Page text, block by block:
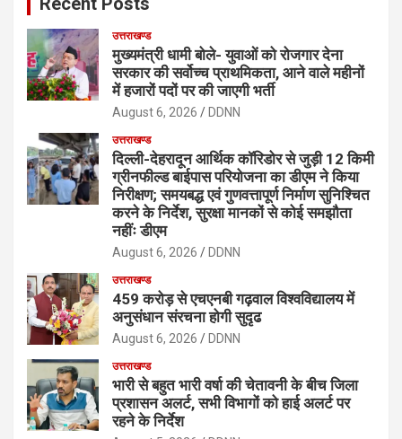
उत्तराखण्ड
मुख्यमंत्री धामी बोले- युवाओं को रोजगार देना
सरकार की सर्वोच्च प्राथमिकता, आने वाले महीनों
में हजारों पदों पर की जाएगी भर्ती
August 6, 2026 DDNN
उत्तराखण्ड
दिल्ली-देहरादून आर्थिक कॉरिडोर से जुड़ी 12 किमी
ग्रीनफील्ड बाईपास परियोजना का डीएम ने किया
निरीक्षण; समयबद्ध एवं गुणवत्तापूर्ण निर्माण सुनिश्चित
करने के निर्देश, सुरक्षा मानकों से कोई समझौता
नहींः डीएम
August 6, 2026 DDNN
उत्तराखण्ड
459 करोड़ से एचएनबी गढ़वाल विश्वविद्यालय में
अनुसंधान संरचना होगी सुदृढ
August 6, 2026 DDNN
उत्तराखण्ड
भारी से बहुत भारी वर्षा की चेतावनी के बीच जिला
प्रशासन अलर्ट, सभी विभागों को हाई अलर्ट पर
रहने के निर्देश